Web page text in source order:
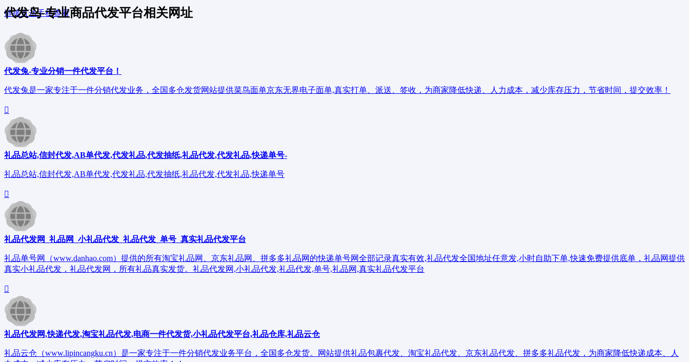
链接直达手机查看
代发鸟-专业商品代发平台相关网址
代发兔-专业分销一件代发平台！
代发兔是一家专注于一件分销代发业务，全国多仓发货网站提供菜鸟面单京东无界电子面单,真实打单、派送、签收，为商家降低快递、人力成本，减少库存压力，节省时间，提交效率！
礼品总站,信封代发,AB单代发,代发礼品,代发抽纸,礼品代发,代发礼品,快递单号-
礼品总站,信封代发,AB单代发,代发礼品,代发抽纸,礼品代发,代发礼品,快递单号
礼品代发网_礼品网_小礼品代发_礼品代发_单号_真实礼品代发平台
礼品单号网（www.danhao.com）提供的所有淘宝礼品网、京东礼品网、拼多多礼品网的快递单号网全部记录真实有效,礼品代发全国地址任意发,小时自助下单,快速免费提供底单，礼品网提供
真实小礼品代发，礼品代发网，所有礼品真实发货。礼品代发网,小礼品代发,礼品代发,单号,礼品网,真实礼品代发平台
礼品代发网,快递代发,淘宝礼品代发,电商一件代发货,小礼品代发平台,礼品仓库,礼品云仓
礼品云仓（www.lipincangku.cn）是一家专注于一件分销代发业务平台，全国多仓发货。网站提供礼品包裹代发、淘宝礼品代发、京东礼品代发、拼多多礼品代发，为商家降低快递成本、人